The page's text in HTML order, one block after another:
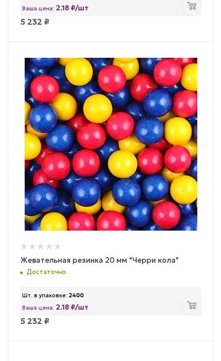
Ваша цена: 2.18 ₽/шт
5 232 ₽
Жевательная резинка 20 мм "Черри кола"
Достаточно
Шт. в упаковке: 2400
Ваша цена: 2.18 ₽/шт
5 232 ₽